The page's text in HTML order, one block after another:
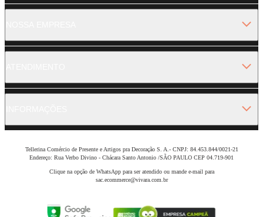
Tellerina Comércio de Presente e Artigos pra Decoração S. A.- CNPJ: 84.453.844/0021-21
Endereço: Rua Verbo Divino - Chácara Santo Antonio /SÃO PAULO CEP 04.719-901
Clique na opção de WhatsApp para ser atendido ou mande e-mail para
sac.ecommerce@vivara.com.br